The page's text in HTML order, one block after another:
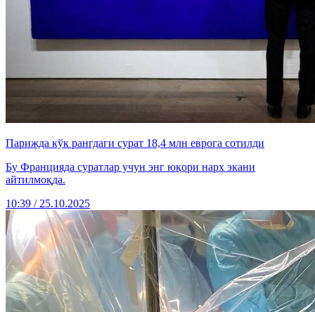
Парижда кўк рангдаги сурат 18,4 млн еврога сотилди
Бу Францияда суратлар учун энг юқори нарх экани
айтилмоқда.
10:39 / 25.10.2025